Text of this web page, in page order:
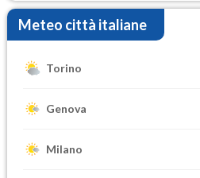
Meteo città italiane
Torino
Genova
Milano